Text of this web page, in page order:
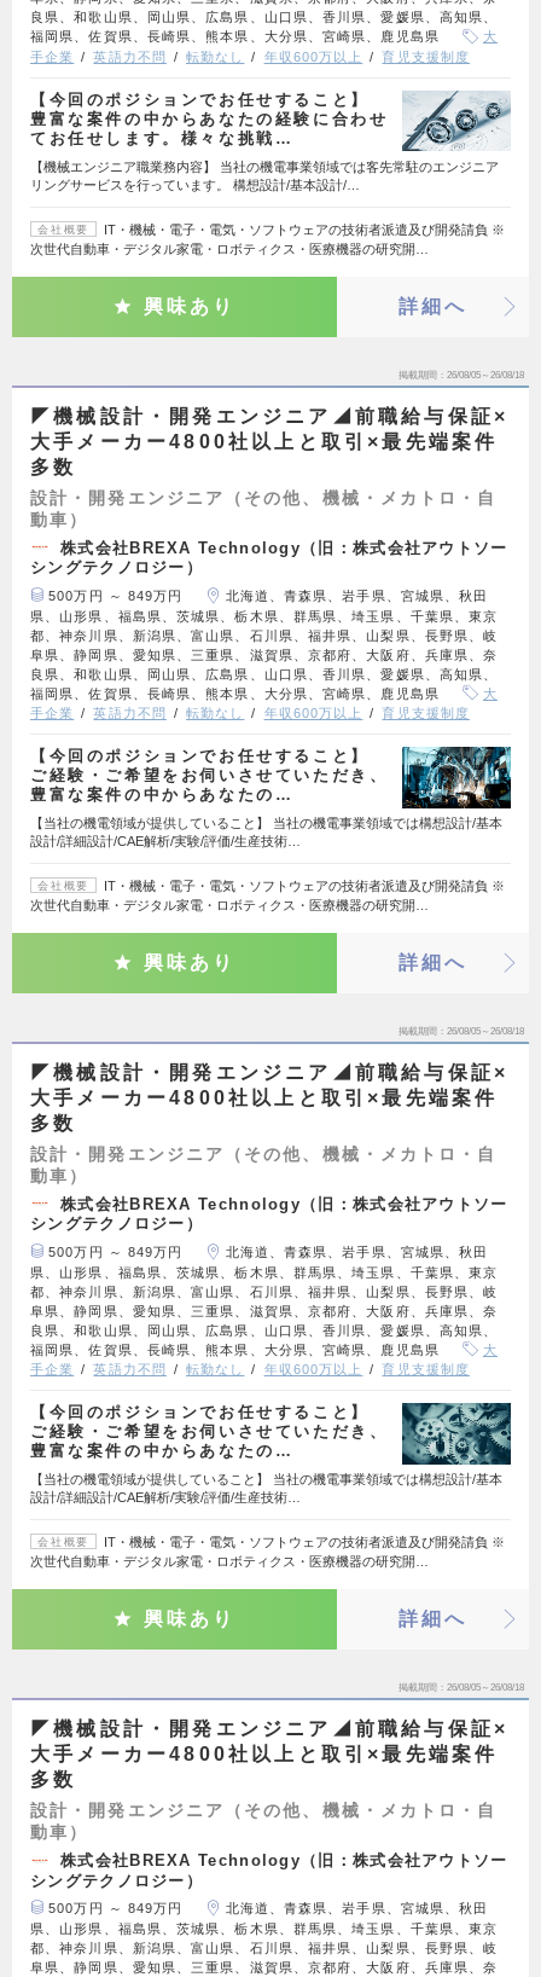
良県、和歌山県、岡山県、広島県、山口県、香川県、愛媛県、高知県、
福岡県、佐賀県、長崎県、熊本県、大分県、宮崎県、鹿児島県
大
手企業
英語力不問 転勤なし 年収600万以上 育児支援制度
【今回のポジションでお任せすること】
豊富な案件の中からあなたの経験に合わせ
てお任せします。様々な挑戦…
【機械エンジニア職業務内容】 当社の機電事業領域では客先常駐のエンジニア
リングサービスを行っています。 構想設計/基本設計/…
会社概要
IT・機械・電子・電気・ソフトウェアの技術者派遣及び開発請負 ※
次世代自動車・デジタル家電・ロボティクス・医療機器の研究開…
興味あり 詳細へ
掲載期間 26/08/05～26/08/18
◤機械設計・開発エンジニア◢前職給与保証×
大手メーカー4800社以上と取引×最先端案件
多数
設計・開発エンジニア（その他、機械・メカトロ・自
動車）
株式会社BREXA Technology（旧：株式会社アウトソー
シングテクノロジー）
500万円 ～ 849万円
北海道、青森県、岩手県、宮城県、秋田
県、山形県、福島県、茨城県、栃木県、群馬県、埼玉県、千葉県、東京
都、神奈川県、新潟県、富山県、石川県、福井県、山梨県、長野県、岐
阜県、静岡県、愛知県、三重県、滋賀県、京都府、大阪府、兵庫県、奈
良県、和歌山県、岡山県、広島県、山口県、香川県、愛媛県、高知県、
福岡県、佐賀県、長崎県、熊本県、大分県、宮崎県、鹿児島県
大
手企業
英語力不問 転勤なし 年収600万以上 育児支援制度
【今回のポジションでお任せすること】
ご経験・ご希望をお伺いさせていただき、
豊富な案件の中からあなたの…
【当社の機電領域が提供していること】 当社の機電事業領域では構想設計/基本
設計/詳細設計/CAE解析/実験/評価/生産技術…
会社概要
IT・機械・電子・電気・ソフトウェアの技術者派遣及び開発請負 ※
次世代自動車・デジタル家電・ロボティクス・医療機器の研究開…
興味あり 詳細へ
掲載期間 26/08/05～26/08/18
◤機械設計・開発エンジニア◢前職給与保証×
大手メーカー4800社以上と取引×最先端案件
多数
設計・開発エンジニア（その他、機械・メカトロ・自
動車）
株式会社BREXA Technology（旧：株式会社アウトソー
シングテクノロジー）
500万円 ～ 849万円
北海道、青森県、岩手県、宮城県、秋田
県、山形県、福島県、茨城県、栃木県、群馬県、埼玉県、千葉県、東京
都、神奈川県、新潟県、富山県、石川県、福井県、山梨県、長野県、岐
阜県、静岡県、愛知県、三重県、滋賀県、京都府、大阪府、兵庫県、奈
良県、和歌山県、岡山県、広島県、山口県、香川県、愛媛県、高知県、
福岡県、佐賀県、長崎県、熊本県、大分県、宮崎県、鹿児島県
大
手企業
英語力不問 転勤なし 年収600万以上 育児支援制度
【今回のポジションでお任せすること】
ご経験・ご希望をお伺いさせていただき、
豊富な案件の中からあなたの…
【当社の機電領域が提供していること】 当社の機電事業領域では構想設計/基本
設計/詳細設計/CAE解析/実験/評価/生産技術…
会社概要
IT・機械・電子・電気・ソフトウェアの技術者派遣及び開発請負 ※
次世代自動車・デジタル家電・ロボティクス・医療機器の研究開…
興味あり 詳細へ
掲載期間 26/08/05～26/08/18
◤機械設計・開発エンジニア◢前職給与保証×
大手メーカー4800社以上と取引×最先端案件
多数
設計・開発エンジニア（その他、機械・メカトロ・自
動車）
株式会社BREXA Technology（旧：株式会社アウトソー
シングテクノロジー）
500万円 ～ 849万円
北海道、青森県、岩手県、宮城県、秋田
県、山形県、福島県、茨城県、栃木県、群馬県、埼玉県、千葉県、東京
都、神奈川県、新潟県、富山県、石川県、福井県、山梨県、長野県、岐
阜県、静岡県、愛知県、三重県、滋賀県、京都府、大阪府、兵庫県、奈